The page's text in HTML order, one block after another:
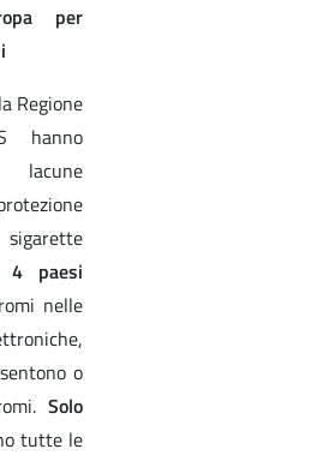
per
Regione
hanno
4 paesi
nelle
o
Solo
tutte le